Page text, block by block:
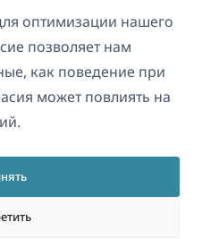
оптимизации нашего
позволяет нам
как поведение при
может повлиять на
к нашей команде
в
новом
окне)
в
окне)